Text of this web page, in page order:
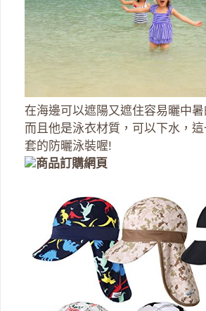
在海邊可以遮陽又遮住容易曬中暑
而且他是泳衣材質，可以下水，
套的防曬泳裝喔!
商品訂購網頁